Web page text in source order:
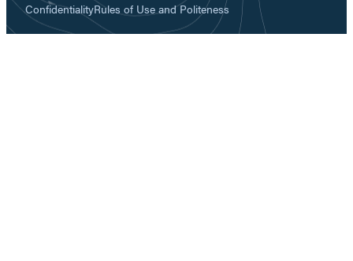
ConfidentialityRules of Use and Politeness